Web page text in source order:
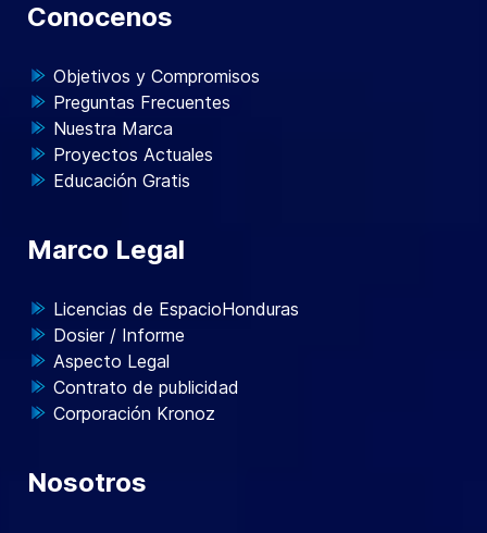
Conocenos
Objetivos y Compromisos
Preguntas Frecuentes
Nuestra Marca
Proyectos Actuales
Educación Gratis
Marco Legal
Licencias de EspacioHonduras
Dosier / Informe
Aspecto Legal
Contrato de publicidad
Corporación Kronoz
Nosotros